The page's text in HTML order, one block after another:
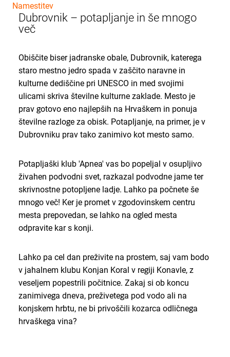
Namestitev
Dubrovnik – potapljanje in še mnogo
več
Obiščite biser jadranske obale, Dubrovnik, katerega
staro mestno jedro spada v zaščito naravne in
kulturne dediščine pri UNESCO in med svojimi
ulicami skriva številne kulturne zaklade. Mesto je
prav gotovo eno najlepših na Hrvaškem in ponuja
številne razloge za obisk. Potapljanje, na primer, je v
Dubrovniku prav tako zanimivo kot mesto samo.
Potapljaški klub 'Apnea' vas bo popeljal v osupljivo
živahen podvodni svet, razkazal podvodne jame ter
skrivnostne potopljene ladje. Lahko pa počnete še
mnogo več! Ker je promet v zgodovinskem centru
mesta prepovedan, se lahko na ogled mesta
odpravite kar s konji.
Lahko pa cel dan preživite na prostem, saj vam bodo
v jahalnem klubu Konjan Koral v regiji Konavle, z
veseljem popestrili počitnice. Zakaj si ob koncu
zanimivega dneva, preživetega pod vodo ali na
konjskem hrbtu, ne bi privoščili kozarca odličnega
hrvaškega vina?